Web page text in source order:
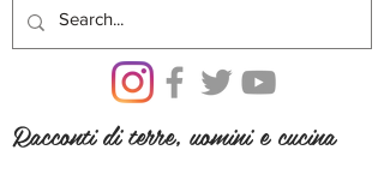
Racconti di terre, uomini e cucina